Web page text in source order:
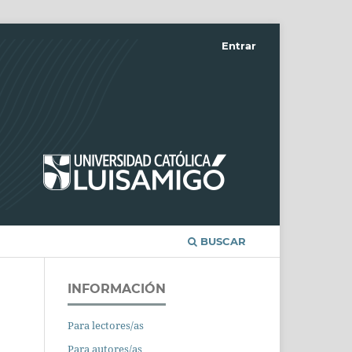
BUSCAR
Entrar
INFORMACIÓN
Para lectores/as
Para autores/as